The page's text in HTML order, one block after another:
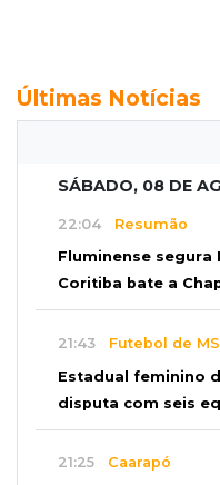
Últimas Notícias
SÁBADO, 08 DE
22:04 Resumão
Fluminense
Coritiba bate a
21:43 Futebol de MS
Estadual feminino
disputa com seis
21:25 Caarapó